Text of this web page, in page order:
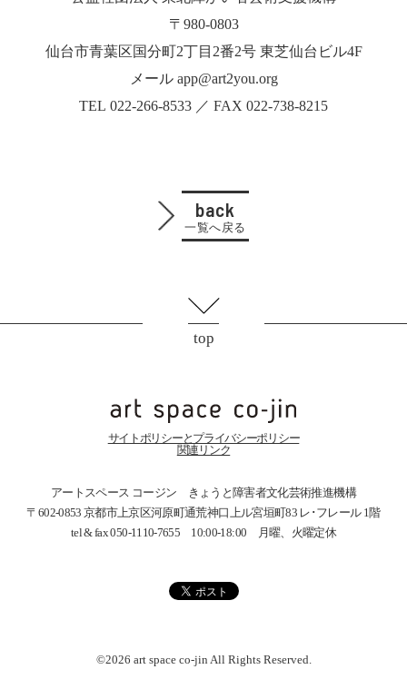
〒980-0803
仙台市青葉区国分町2丁目2番2号 東芝仙台ビル4F
メール app@art2you.org
TEL 022-266-8533 ／ FAX 022-738-8215
back
一覧へ戻る
top
サイトポリシーとプライバシーポリシー
関連リンク
アートスペース コージン きょうと障害者文化芸術推進機構
〒602-0853 京都市上京区河原町通荒神口上ル宮垣町83 レ･フレール 1階
tel & fax 050-1110-7655 10:00-18:00 月曜、火曜定休
©2026 art space co-jin All Rights Reserved.